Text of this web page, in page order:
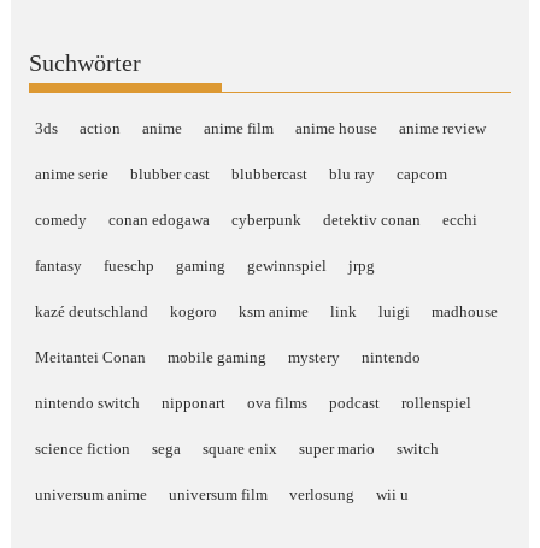
Suchwörter
3ds action anime anime film anime house anime review
anime serie blubber cast blubbercast blu ray capcom
comedy conan edogawa cyberpunk detektiv conan ecchi
fantasy fueschp gaming gewinnspiel jrpg
kazé deutschland kogoro ksm anime link luigi madhouse
Meitantei Conan mobile gaming mystery nintendo
nintendo switch nipponart ova films podcast rollenspiel
science fiction sega square enix super mario switch
universum anime universum film verlosung wii u